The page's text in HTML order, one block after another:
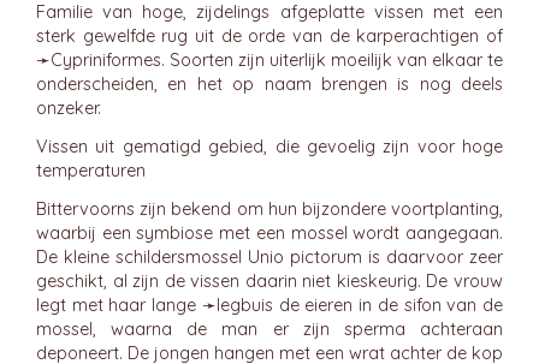
Familie van hoge, zijdelings afgeplatte vissen met een
sterk gewelfde rug uit de orde van de karperachtigen of
➛Cypriniformes. Soorten zijn uiterlijk moeilijk van elkaar te
onderscheiden, en het op naam brengen is nog deels
onzeker.
Vissen uit gematigd gebied, die gevoelig zijn voor hoge
temperaturen
Bittervoorns zijn bekend om hun bijzondere voortplanting,
waarbij een symbiose met een mossel wordt aangegaan.
De kleine schildersmossel Unio pictorum is daarvoor zeer
geschikt, al zijn de vissen daarin niet kieskeurig. De vrouw
legt met haar lange ➛legbuis de eieren in de sifon van de
mossel, waarna de man er zijn sperma achteraan
deponeert. De jongen hangen met een wrat achter de kop